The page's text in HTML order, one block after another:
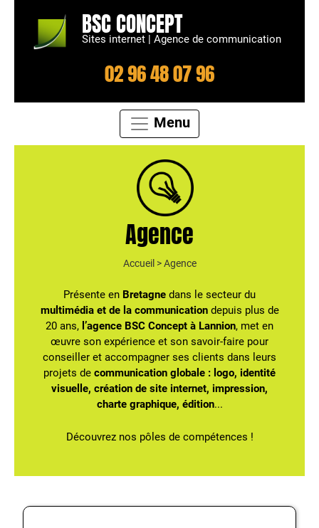
BSC CONCEPT
Sites internet | Agence de communication
02 96 48 07 96
Menu
Agence
Accueil >Agence
Présente en Bretagne dans le secteur du
multimédia et de la communication depuis plus de
20 ans, l’agence BSC Concept à Lannion, met en
œuvre son expérience et son savoir-faire pour
conseiller et accompagner ses clients dans leurs
projets de communication globale : logo, identité
visuelle, création de site internet, impression,
charte graphique, édition...
Découvrez nos pôles de compétences !